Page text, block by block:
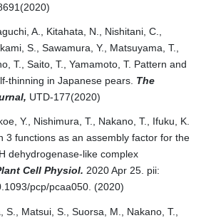
A., Kitahata, N., Nishitani, C.,
S., Sawamura, Y., Matsuyama, T.,
T., Saito, T., Yamamoto, T. Pattern and
thinning in Japanese pears. The
UTD-177(2020)
Y., Nishimura, T., Nakano, T., Ifuku, K.
3 functions as an assembly factor for the
dehydrogenase-like complex
Cell Physiol. 2020 Apr 25. pii:
pcp/pcaa050. (2020)
S., Matsui, S., Suorsa, M., Nakano, T.,